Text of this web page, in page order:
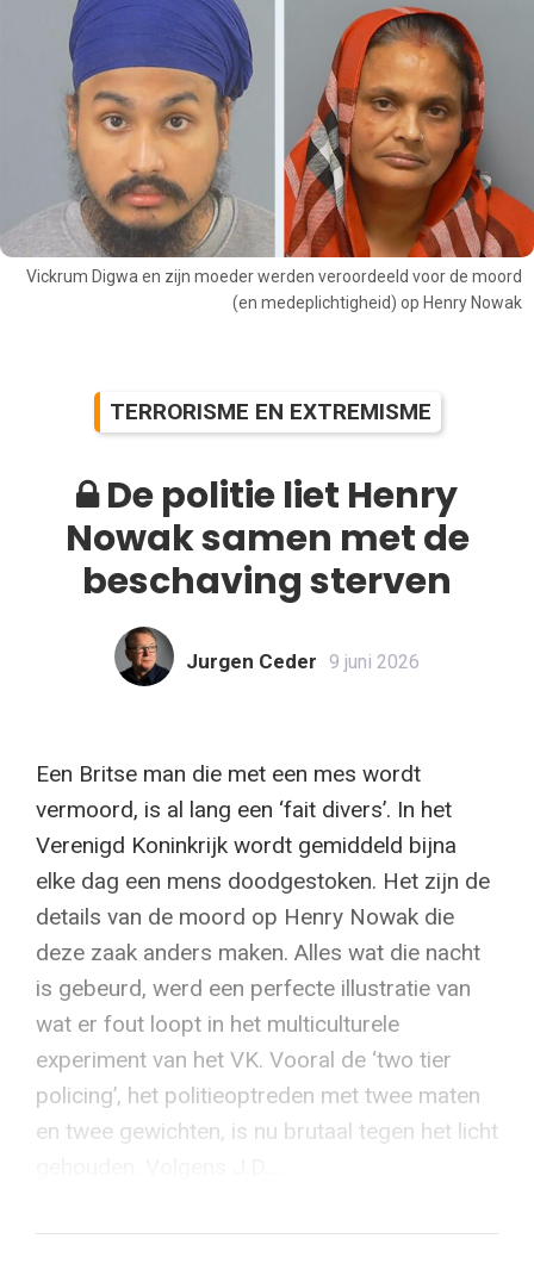
Vickrum Digwa en zijn moeder werden veroordeeld voor de moord
(en medeplichtigheid) op Henry Nowak
TERRORISME EN EXTREMISME
De politie liet Henry
Nowak samen met de
beschaving sterven
Jurgen Ceder 9 juni 2026
Een Britse man die met een mes wordt
vermoord, is al lang een ‘fait divers’. In het
Verenigd Koninkrijk wordt gemiddeld bijna
elke dag een mens doodgestoken. Het zijn de
details van de moord op Henry Nowak die
deze zaak anders maken. Alles wat die nacht
is gebeurd, werd een perfecte illustratie van
wat er fout loopt in het multiculturele
experiment van het VK. Vooral de ‘two tier
policing’, het politieoptreden met twee maten
en twee gewichten, is nu brutaal tegen het licht